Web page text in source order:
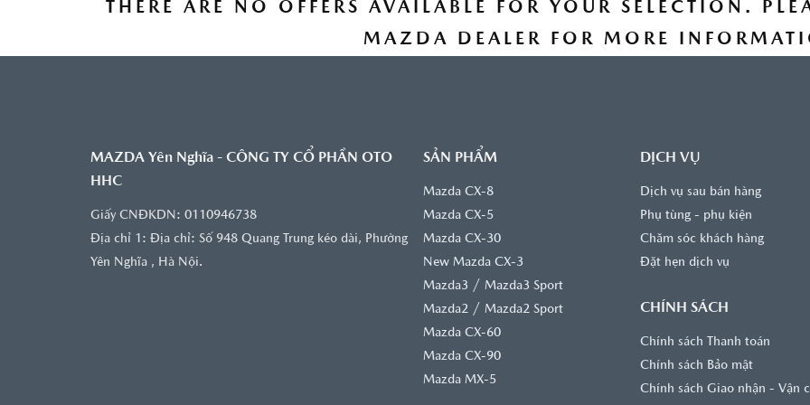
THERE ARE NO OFFERS AVAILABLE FOR YOUR SELECTION.
MAZDA DEALER FOR MORE
MAZDA Yên Nghĩa - CÔNG TY CỔ PHẦN OTO
HHC
Giấy CNĐKDN: 0110946738
Địa chỉ 1: Ðịa chỉ: Số 948 Quang Trung kéo dài, Phường
Yên Nghĩa , Hà Nội.
SẢN PHẨM
Mazda CX-8
Mazda CX-5
Mazda CX-30
New Mazda CX-3
Mazda3 / Mazda3 Sport
Mazda2 / Mazda2 Sport
Mazda CX-60
Mazda CX-90
Mazda MX-5
DỊCH VỤ
Dịch vụ sau bán hàng
Phụ tùng - phụ kiện
Chăm sóc khách hàng
Đặt hẹn dịch vụ
CHÍNH SÁCH
Chính sách Thanh toán
Chính sách Bảo mật
Chính sách Giao nhận - Vận